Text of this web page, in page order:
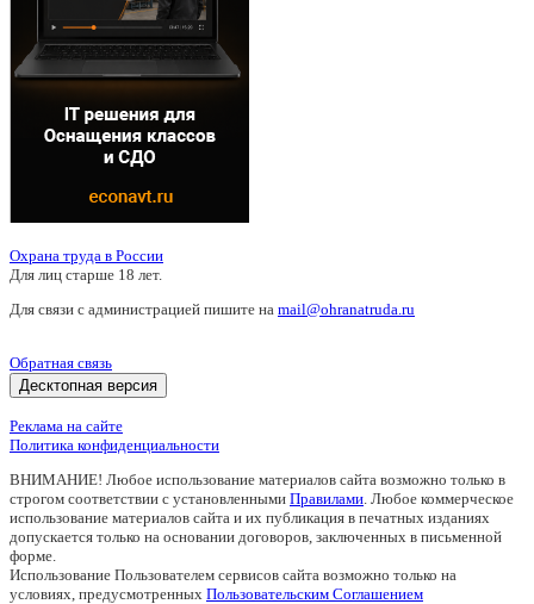
Охрана труда в России
Для лиц старше 18 лет.
Для связи с администрацией пишите на mail@ohranatruda.ru
Обратная связь
Десктопная версия
Реклама на сайте
Политика конфиденциальности
ВНИМАНИЕ! Любое использование материалов сайта возможно только в
строгом соответствии с установленными Правилами . Любое коммерческое
использование материалов сайта и их публикация в печатных изданиях
допускается только на основании договоров, заключенных в письменной
форме.
Использование Пользователем сервисов сайта возможно только на
условиях, предусмотренных Пользовательским Соглашением